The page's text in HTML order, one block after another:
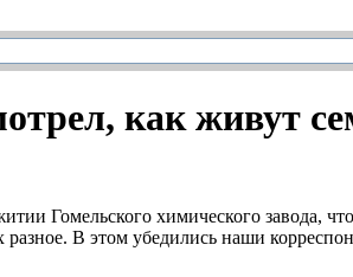
как живут
Гомельского химического завода,
В этом убедились наши